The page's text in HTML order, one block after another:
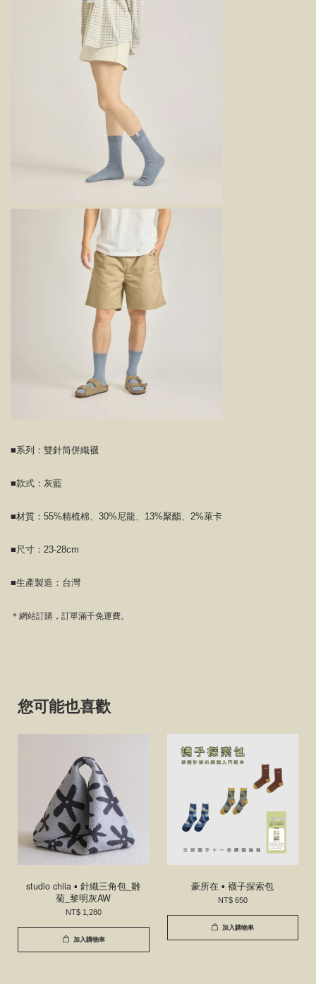
■系列：雙針筒併織襪
■款式：灰藍
■材質：55%精梳棉、30%尼龍、13%聚酯、2%萊卡
■尺寸：23-28cm
■生產製造：台灣
＊網站訂購，訂單滿千免運費。
您可能也喜歡
studio chiia ▪ 針織三角包_雛
菊_黎明灰AW
NT$ 1,280
加入購物車
豪所在 ▪ 襪子探索包
NT$ 650
加入購物車